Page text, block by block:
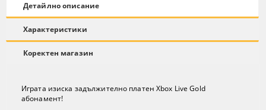
Детайлно описание
Характеристики
Коректен магазин
Играта изиска задължително платен Xbox Live Gold
абонамент!